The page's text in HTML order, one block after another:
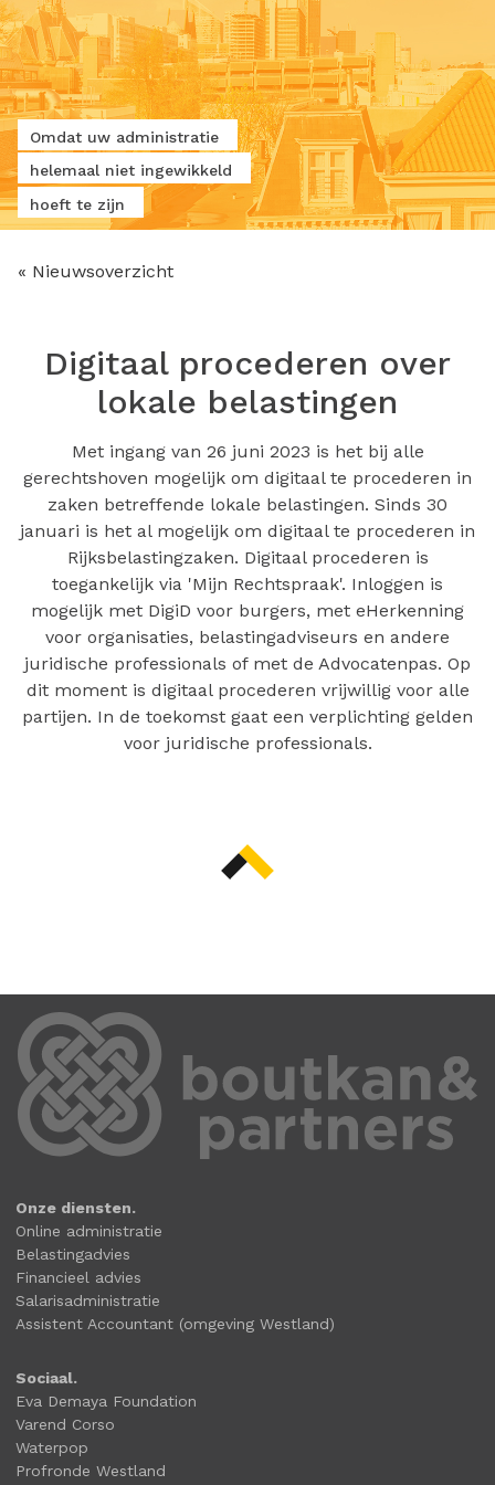
Omdat uw administratie
helemaal niet ingewikkeld
hoeft te zijn
« Nieuwsoverzicht
Digitaal procederen over
lokale belastingen
Met ingang van 26 juni 2023 is het bij alle
gerechtshoven mogelijk om digitaal te procederen in
zaken betreffende lokale belastingen. Sinds 30
januari is het al mogelijk om digitaal te procederen in
Rijksbelastingzaken. Digitaal procederen is
toegankelijk via 'Mijn Rechtspraak'. Inloggen is
mogelijk met DigiD voor burgers, met eHerkenning
voor organisaties, belastingadviseurs en andere
juridische professionals of met de Advocatenpas. Op
dit moment is digitaal procederen vrijwillig voor alle
partijen. In de toekomst gaat een verplichting gelden
voor juridische professionals.
Onze diensten.
Online administratie
Belastingadvies
Financieel advies
Salarisadministratie
Assistent Accountant (omgeving Westland)
Sociaal.
Eva Demaya Foundation
Varend Corso
Waterpop
Profronde Westland